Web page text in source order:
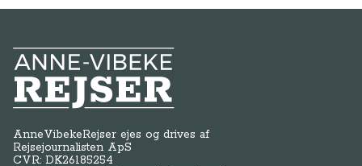
Anne-Vibeke Rejser
AnneVibekeRejser ejes og drives af
Rejsejournalisten ApS
CVR: DK26185254